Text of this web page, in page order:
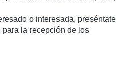
o interesada, preséntate
la recepción de los